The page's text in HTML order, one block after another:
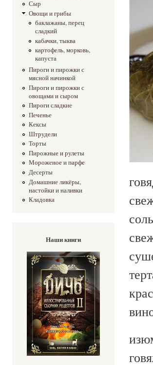
Сыр
Овощи и грибы
баклажаны, перец
сладкий
кабачки, тыква
картофель, морковь,
капуста
Пироги и пирожки с
мясной начинкой
Пироги и пирожки с
овощами и сыром
Пироги сладкие
Печенье
Кексы
Штрудели
Торты
Пирожные и рулеты
Мороженое и парфе
Десерты
Домашние ликёры,
настойки и наливки
Кладовка
Наши книги